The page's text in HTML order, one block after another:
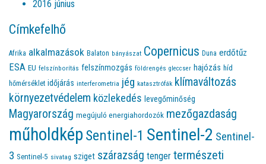
2016 június
Címkefelhő
Afrika alkalmazások Balaton bányászat Copernicus Duna erdőtűz
ESA EU felszínborítás felszínmozgás földrengés gleccser hajózás híd
hőmérséklet időjárás interferometria jég katasztrófák klímaváltozás
környezetvédelem közlekedés levegőminőség
Magyarország megújuló energiahordozók mezőgazdaság
műholdkép Sentinel-1 Sentinel-2 Sentinel-
3 Sentinel-5 sivatag sziget szárazság tenger természeti